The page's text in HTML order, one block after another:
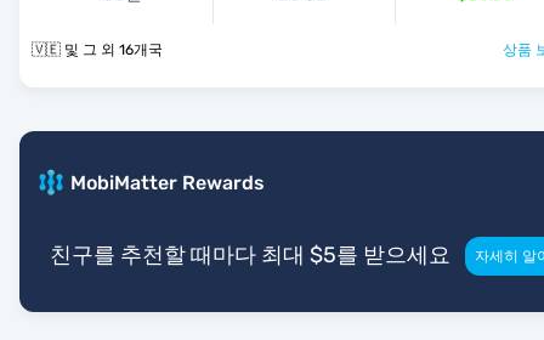
🇻🇪 및 그 외 16개국 상품
MobiMatter Rewards
친구를 추천할 때마다 최대 $5를 받으세요 자세히 알